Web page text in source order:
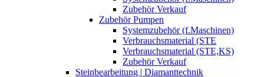
Zubehör Verkauf
Zubehör Pumpen
Systemzubehör (f.Maschinen)
Verbrauchsmaterial (STE
Verbrauchsmaterial (STE,KS)
Zubehör Verkauf
Steinbearbeitung | Diamanttechnik